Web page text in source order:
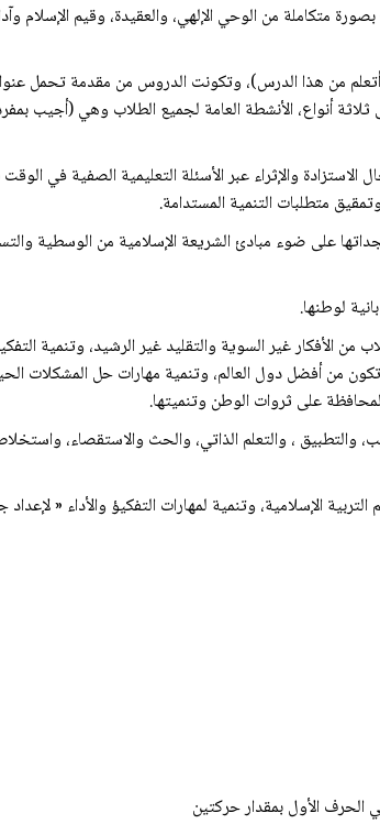
من الوحي الإلهي، والعقيدة، وقيم الإسلام
من هذا الدرس)، وتكونت الدروس من مقدمة تحمل
أنواع، الأنشطة العامة لجميع الطلاب وهي (أجيب
الاستزادة والإثراء عبر الأسئلة التعليمية الصفية في
متطلبات التنمية المستدامة.
على ضوء مبادئ الشريعة الإسلامية من الوسطية
لوطنها.
غير السوية والتقليد غير الرشيد، وتنمية
دولة الإمارات العربية المتحدة في رؤيتها «متحدون في الطموح والعزيمة بحلول عام ٢٠٢١ إلى أن تكون من أفضل دول العالم، وتنمية
على ثروات الوطن وتنميتها.
، والتعلم الذاتي، والحث والاستقصاء، واستخلاص
الإسلامية، وتنمية لمهارات التفكيؤ والأداء « لإعداد
الحرف الأول بمقدار حركتين